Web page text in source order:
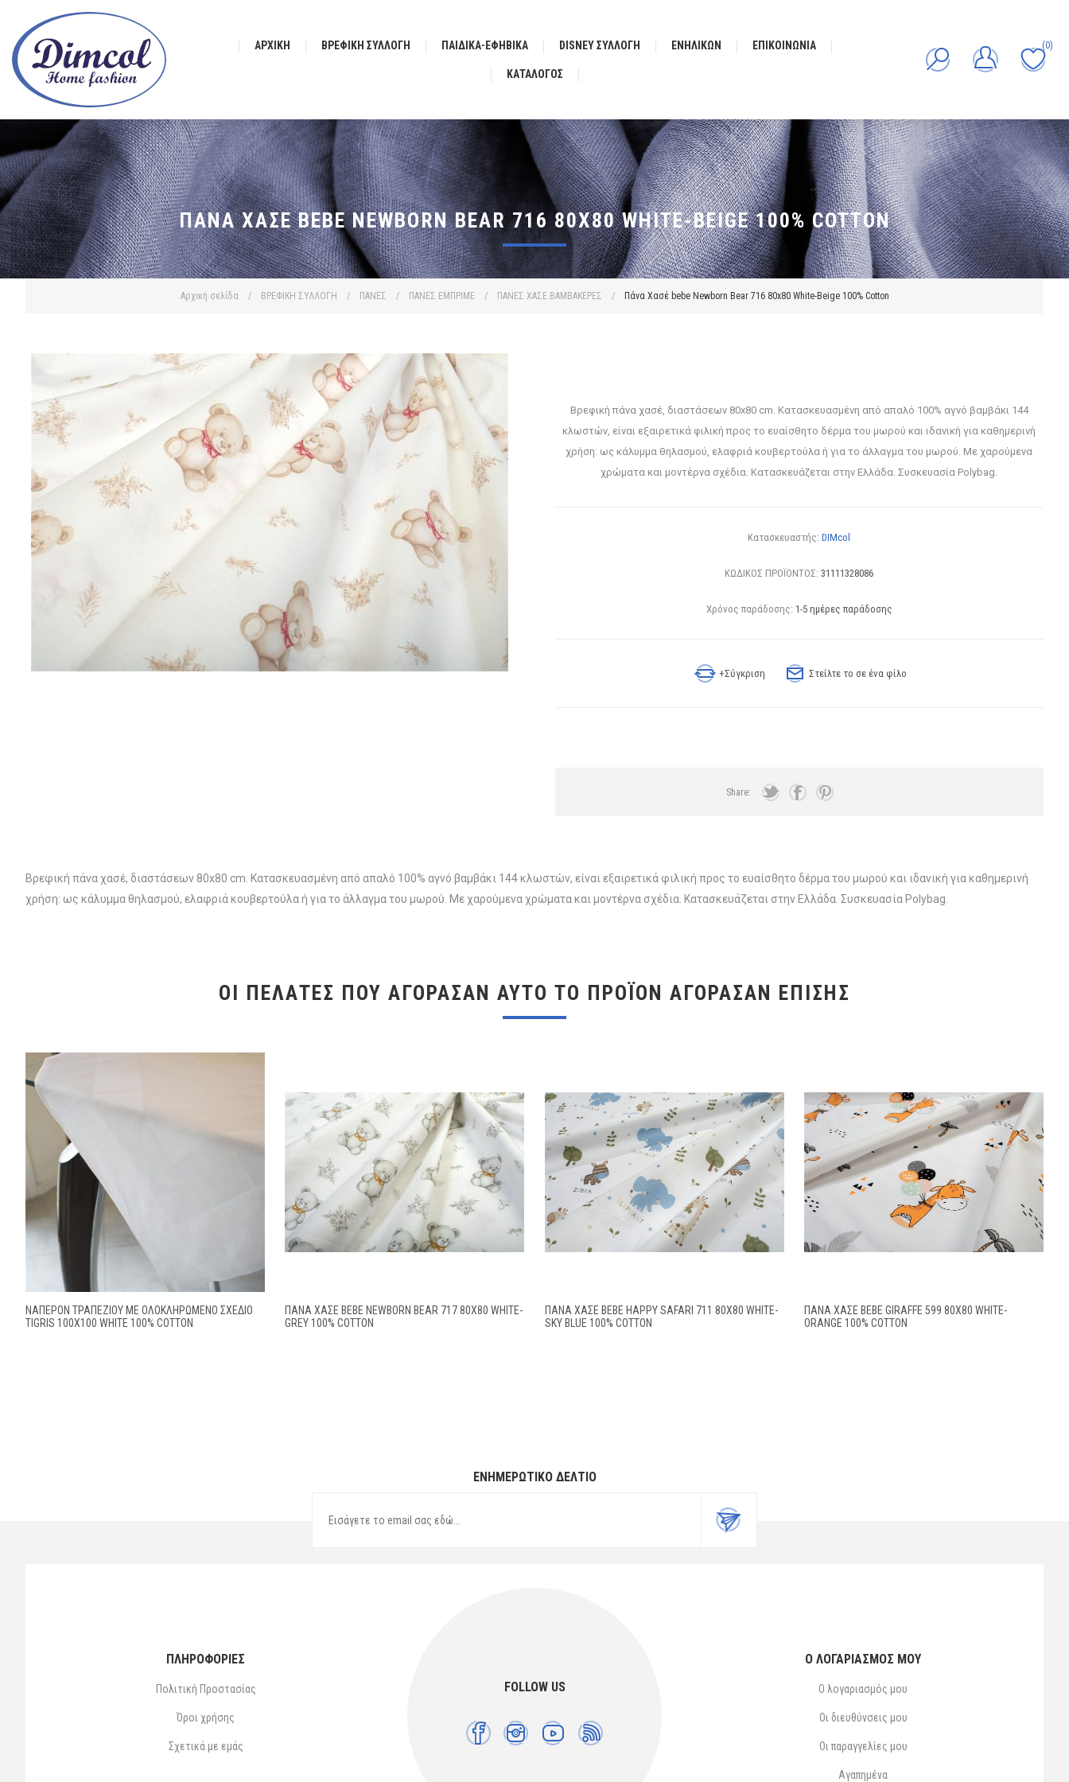
ΑΡΧΙΚΉ ΒΡΕΦΙΚΗ ΣΥΛΛΟΓΗ ΠΑΙΔΙΚΑ-ΕΦΗΒΙΚΑ DISNEY ΣΥΛΛΟΓΗ ΕΝΗΛΙΚΩΝ ΕΠΙΚΟΙΝΩΝΊΑ
ΚΑΤΆΛΟΓΟΣ
(0)
Αρχική σελίδα / ΒΡΕΦΙΚΗ ΣΥΛΛΟΓΗ / ΠΑΝΕΣ / ΠΑΝΕΣ ΕΜΠΡΙΜΕ / ΠΑΝΕΣ ΧΑΣΕ ΒΑΜΒΑΚΕΡΕΣ / Πάνα Χασέ bebe Newborn Bear 716 80x80 White-Beige 100% Cotton
ΠΆΝΑ ΧΑΣΈ BEBE NEWBORN BEAR 716 80X80 WHITE-BEIGE 100% COTTON
Βρεφική πάνα χασέ, διαστάσεων 80x80 cm. Κατασκευασμένη από απαλό 100% αγνό βαμβάκι 144
κλωστών, είναι εξαιρετικά φιλική προς το ευαίσθητο δέρμα του μωρού και ιδανική για καθημερινή
χρήση: ως κάλυμμα θηλασμού, ελαφριά κουβερτούλα ή για το άλλαγμα του μωρού. Με χαρούμενα
χρώματα και μοντέρνα σχέδια. Κατασκευάζεται στην Ελλάδα. Συσκευασία Polybag.
Κατασκευαστής: DIMcol
ΚΩΔΙΚΟΣ ΠΡΟΪΟΝΤΟΣ: 31111328086
Χρόνος παράδοσης: 1-5 ημέρες παράδοσης
+Σύγκριση Στείλτε το σε ένα φίλο
Share:
Βρεφική πάνα χασέ, διαστάσεων 80x80 cm. Κατασκευασμένη από απαλό 100% αγνό βαμβάκι 144 κλωστών, είναι εξαιρετικά φιλική προς το ευαίσθητο δέρμα του μωρού και ιδανική για καθημερινή
χρήση: ως κάλυμμα θηλασμού, ελαφριά κουβερτούλα ή για το άλλαγμα του μωρού. Με χαρούμενα χρώματα και μοντέρνα σχέδια. Κατασκευάζεται στην Ελλάδα. Συσκευασία Polybag.
ΟΙ ΠΕΛΆΤΕΣ ΠΟΥ ΑΓΌΡΑΣΑΝ ΑΥΤΌ ΤΟ ΠΡΟΪΌΝ ΑΓΌΡΑΣΑΝ ΕΠΊΣΗΣ
ΝΑΠΕΡΌΝ ΤΡΑΠΕΖΊΟΥ ΜΕ ΟΛΟΚΛΗΡΩΜΈΝΟ ΣΧΈΔΙΟ
TIGRIS 100X100 WHITE 100% COTTON
ΠΆΝΑ ΧΑΣΈ BEBE NEWBORN BEAR 717 80X80 WHITE-
GREY 100% COTTON
ΠΆΝΑ ΧΑΣΈ BEBE HAPPY SAFARI 711 80X80 WHITE-
SKY BLUE 100% COTTON
ΠΆΝΑ ΧΑΣΈ BEBE GIRAFFE 599 80X80 WHITE-
ORANGE 100% COTTON
ΕΝΗΜΕΡΩΤΙΚΌ ΔΕΛΤΊΟ
FOLLOW US
ΠΛΗΡΟΦΟΡΙΕΣ
Πολιτική Προστασίας
Όροι χρήσης
Σχετικά με εμάς
Ο ΛΟΓΑΡΙΑΣΜΌΣ ΜΟΥ
Ο λογαριασμός μου
Οι διευθύνσεις μου
Οι παραγγελίες μου
Αγαπημένα